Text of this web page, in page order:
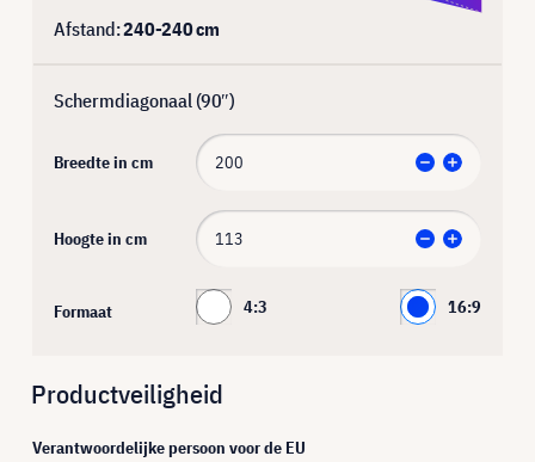
Afstand:240-240cm
Schermdiagonaal (90″)
Breedte in cm
Hoogte in cm
Formaat 4:3 16:9
Productveiligheid
Verantwoordelijke persoon voor de EU